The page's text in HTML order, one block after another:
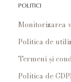
POLITICI
Monitorizarea
Politica de
Termeni și
Politica de